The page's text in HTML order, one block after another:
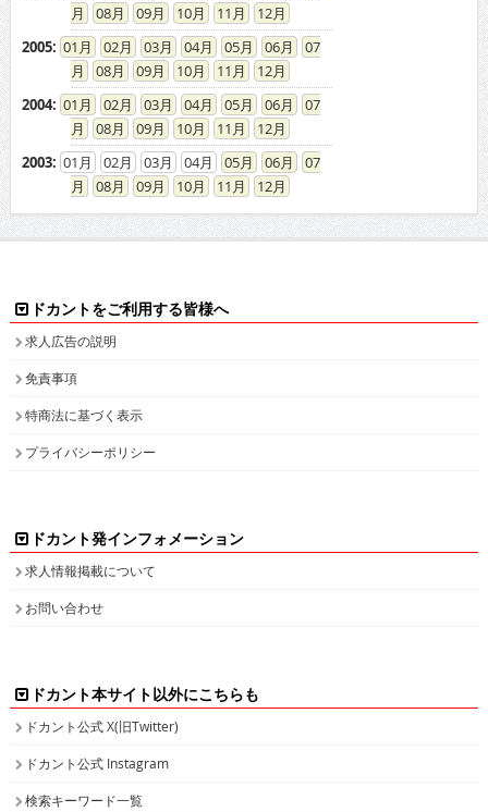
08
09 10 11
12
2005: 01 02 03 04 05 06
07
08
09 10 11
12
2004: 01 02 03 04 05 06
07
08
09 10 11
12
2003: 01 02 03 04 05 06
07
08
09 10 11 12
ドカントをご利用する皆様へ
求人広告の説明
免責事項
特商法に基づく表示
プライバシーポリシー
ドカント発インフォメーション
求人情報掲載について
お問い合わせ
ドカント本サイト以外にこちらも
ドカント公式 X(旧Twitter)
ドカント公式 Instagram
検索キーワード一覧